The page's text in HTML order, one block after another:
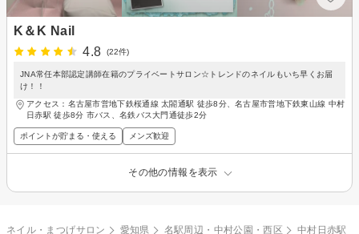
K＆K Nail
4.8
(22件)
JNA常任本部認定講師在籍のプライベートサロン☆トレンドのネイルもいち早くお届
け！！
アクセス：名古屋市営地下鉄桜通線 太閤通駅 徒歩8分、名古屋市営地下鉄東山線 中村
日赤駅 徒歩8分 市バス、名鉄バス大門通徒歩2分
ポイントが貯まる・使える メンズ歓迎
その他の情報を表示
ネイル・まつげサロン 愛知県 名駅周辺・中村公園・西区
中村日赤駅